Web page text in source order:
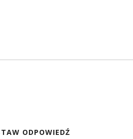
ODPOWIEDŹ